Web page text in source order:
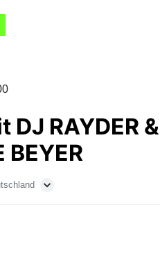
DJ RAYDER &
BEYER